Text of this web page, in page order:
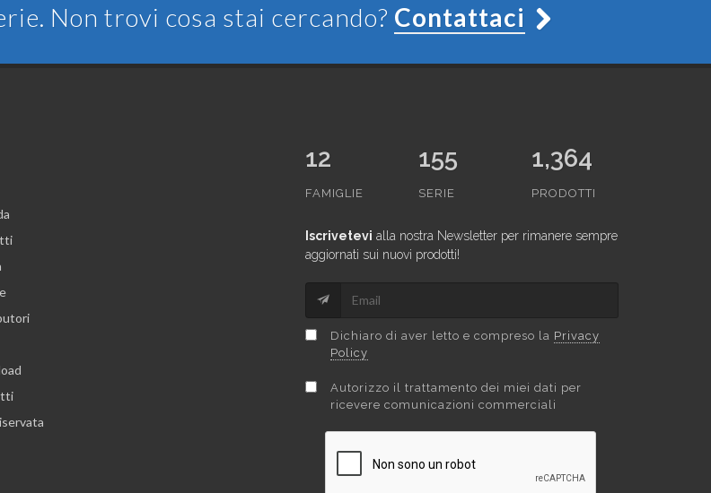
Non trovi cosa stai cercando? Contattaci
12
FAMIGLIE
155
SERIE
1,364
PRODOTTI
Iscrivetevi alla nostra Newsletter per rimanere sempre
aggiornati sui nuovi prodotti!
Dichiaro di aver letto e compreso la Privacy
Policy
Autorizzo il trattamento dei miei dati per
ricevere comunicazioni commerciali